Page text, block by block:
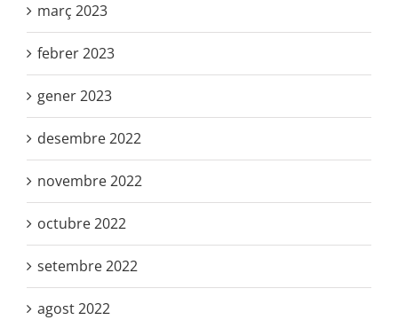
març 2023
febrer 2023
gener 2023
desembre 2022
novembre 2022
octubre 2022
setembre 2022
agost 2022